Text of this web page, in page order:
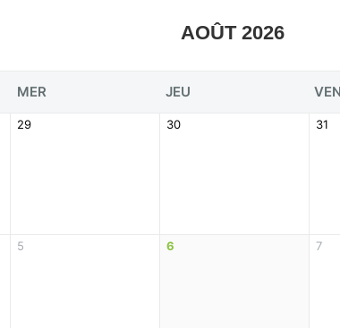
AOÛT 2026
MER JEU VEN
29 30 31
5 6 7